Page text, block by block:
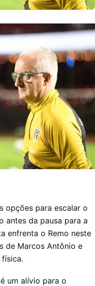
opções para escalar o
antes da pausa para a
enfrenta o Remo neste
de Marcos Antônio e
um alívio para o